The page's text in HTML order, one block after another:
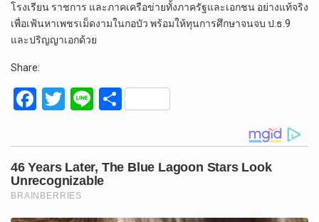
โรงเรียน ราชการ และภาคเครือข่ายทั้งภาครัฐและเอกชน อย่างแท้จริง
เพื่อเฟ้นหาเพชรเม็ดงามในกอบัว พร้อมให้ทุนการศึกษาจนจบ ป.ธ.9
และปริญญาเอกด้วย
Share:
F
ce
b
o
o
T
tt
er
Li
e
S
ar
e